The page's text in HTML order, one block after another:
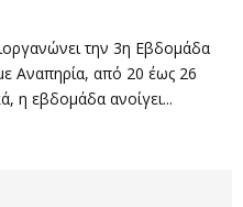
την 3η Εβδομάδα
Αναπηρία, από 20 έως 26
η εβδομάδα ανοίγει...